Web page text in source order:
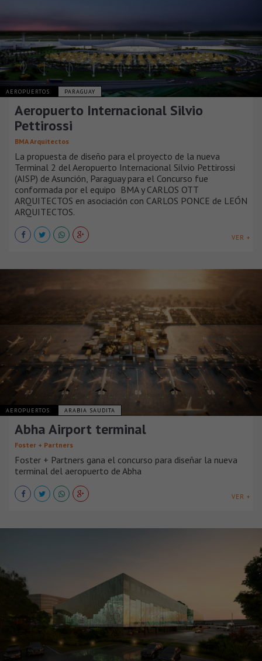
AEROPUERTOS PARAGUAY
Aeropuerto Internacional Silvio
Pettirossi
BMA Arquitectos
La propuesta de diseño para el proyecto de la nueva
Terminal 2 del Aeropuerto Internacional Silvio Pettirossi
(AISP) de Asunción, Paraguay para el Concurso fue
conformada por el equipo BMA y CARLOS OTT
ARQUITECTOS en asociación con CARLOS PONCE de LEÓN
ARQUITECTOS.
VER +
AEROPUERTOS ARABIA SAUDITA
Abha Airport terminal
Foster + Partners
Foster + Partners gana el concurso para diseñar la nueva
terminal del aeropuerto de Abha
VER +